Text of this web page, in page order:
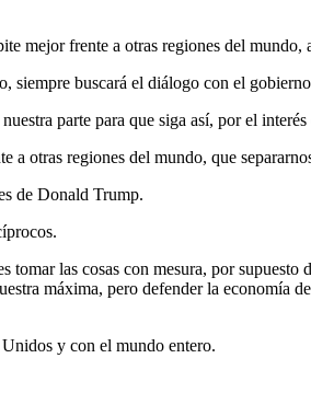
mejor frente a otras regiones del mundo,
siempre buscará el diálogo con el
parte para que siga así, por el
a otras regiones del mundo, que
de Donald Trump.
las cosas con mesura, por
máxima, pero defender la economía
y con el mundo entero.